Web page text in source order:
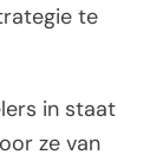
te
in staat
ze van